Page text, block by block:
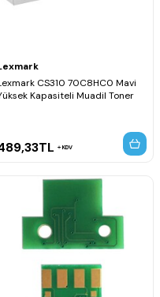
CS310 70C8HC0 Mavi
Kapasiteli Muadil Toner
TL KDV